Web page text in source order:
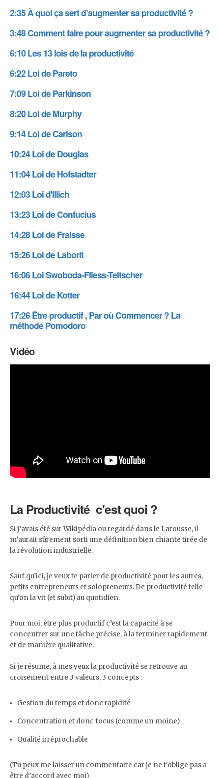
2:35 À quoi ça sert d’augmenter sa productivité ?
3:48Comment faire pour augmenter sa productivité ?
6:10 Les 13 lois de la productivité
6:22 Loi de Pareto
7:09 Loi de Parkinson
8:20 Loi de Murphy
9:14 Loi de Carlson
10:24 Loi de Douglas
11:04 Loi de Hofstadter
12:03 Loi d'Illich
13:23 Loi de Confucius
14:28 Loi de Fraisse
15:26 Loi de Laborit
16:06 Loi Swoboda-Fliess-Teltscher
16:44 Loi de Kotter
17:26 Être productif , Par où Commencer ? La
méthode Pomodoro
Vidéo
La Productivité c'est quoi ?
Si j’avais été sur Wikipédia ou regardé dans le Larousse, il
m’aurait sûrement sorti une définition bien chiante tirée de
la révolution industrielle.
Sauf qu’ici, je veux te parler de productivité pour les autres,
petits entrepreneurs et solopreneurs. De productivité telle
qu’on la vit (et subit) au quotidien.
Pour moi, être plus productif c’est la capacité à se
concentrer sur une tâche précise, à la terminer rapidement
et de manière qualitative.
Si je résume, à mes yeux la productivité se retrouve au
croisement entre 3 valeurs, 3 concepts :
Gestion du temps et donc rapidité
Concentration et donc focus (comme un moine)
Qualité irréprochable
(Tu peux me laisser un commentaire car je ne t'oblige pas a
être d’accord avec moi)